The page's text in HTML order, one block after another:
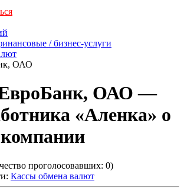
/ бизнес-услуги
ОАО
ОАО —
«Аленка» о
проголосовавших: 0)
Кассы обмена валют